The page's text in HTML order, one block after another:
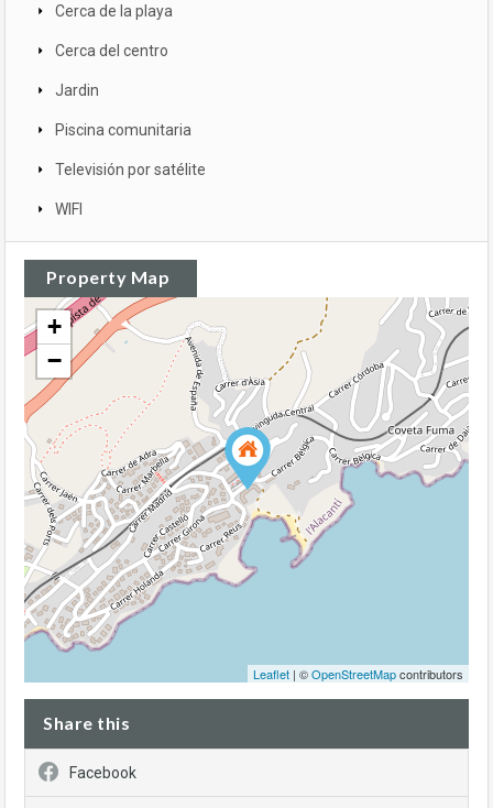
Cerca de la playa
Cerca del centro
Jardin
Piscina comunitaria
Televisión por satélite
WIFI
Property Map
+
−
Leaflet | ©OpenStreetMapcontributors
Share this
Facebook